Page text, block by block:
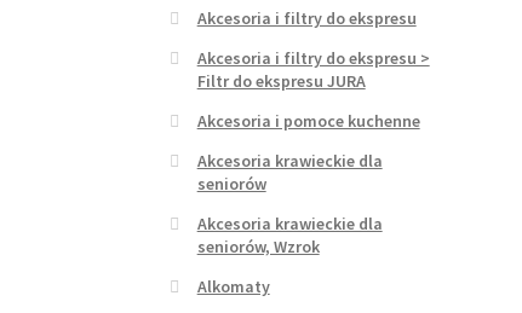
Akcesoria i filtry do ekspresu
Akcesoria i filtry do ekspresu >
Filtr do ekspresu JURA
Akcesoria i pomoce kuchenne
Akcesoria krawieckie dla
seniorów
Akcesoria krawieckie dla
seniorów, Wzrok
Alkomaty